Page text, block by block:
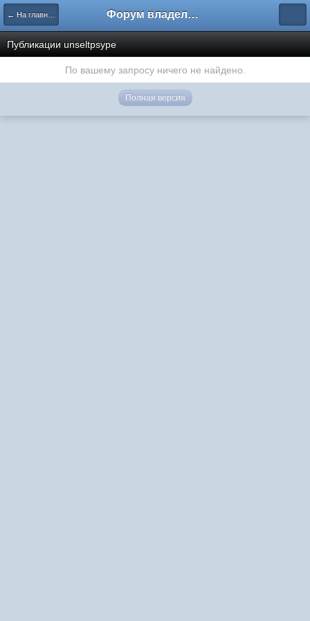
← На главную Форум владельцев интернет-магазинов
Публикации unseltpsype
По вашему запросу ничего не найдено.
Полная версия